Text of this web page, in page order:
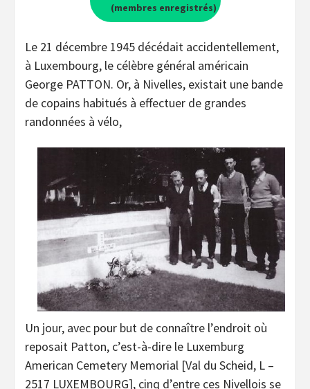
(membres enregistrés)
Le 21 décembre 1945 décédait accidentellement,
à Luxembourg, le célèbre général américain
George PATTON. Or, à Nivelles, existait une bande
de copains habitués à effectuer de grandes
randonnées à vélo,
Un jour, avec pour but de connaître l’endroit où
reposait Patton, c’est-à-dire le Luxemburg
American Cemetery Memorial [Val du Scheid, L –
2517 LUXEMBOURG], cinq d’entre ces Nivellois se